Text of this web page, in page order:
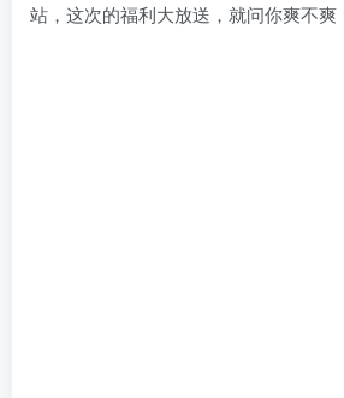
站，这次的福利大放送，就问你爽不爽